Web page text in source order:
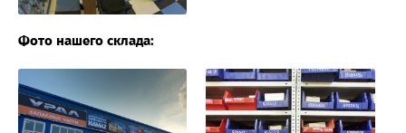
Фото нашего склада: